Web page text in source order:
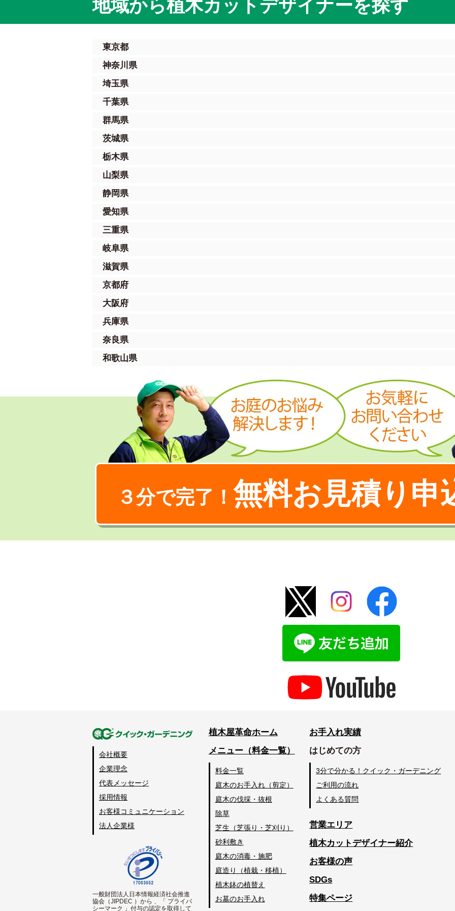
地域から植木カットデザイナーを探す
東京都
神奈川県
埼玉県
千葉県
群馬県
茨城県
栃木県
山梨県
静岡県
愛知県
三重県
岐阜県
滋賀県
京都府
大阪府
兵庫県
奈良県
和歌山県
３分で完了！ 無料お見積り申
会社概要
企業理念
代表メッセージ
採用情報
お客様コミュニケーション
法人企業様
一般財団法人日本情報経済社会推進
協会（JIPDEC ）から 、「 プライバ
シーマーク 」付与の認定を取得して
植木屋革命ホーム
メニュー（料金一覧）
料金一覧
庭木のお手入れ（剪定）
庭木の伐採・抜根
除草
芝生（芝張り・芝刈り）
砂利敷き
庭木の消毒・施肥
庭造り（植栽・移植）
植木鉢の植替え
お墓のお手入れ
お手入れ実績
はじめての方
3分で分かる！クイック・ガーデニング
ご利用の流れ
よくある質問
営業エリア
植木カットデザイナー紹介
お客様の声
SDGs
特集ページ